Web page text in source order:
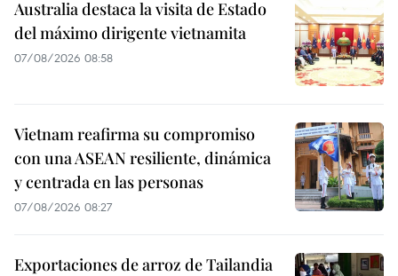
Australia destaca la visita de Estado
del máximo dirigente vietnamita
07/08/2026 08:58
Vietnam reafirma su compromiso
con una ASEAN resiliente, dinámica
y centrada en las personas
07/08/2026 08:27
Exportaciones de arroz de Tailandia